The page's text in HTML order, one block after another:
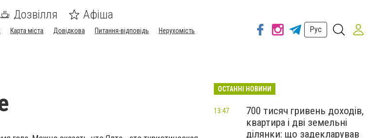
Дозвілля Афіша
Карта міста Довідкова Питання-відповідь
Нерухомість
Рус
ОСТАННІ НОВИНИ
700 тисяч гривень доходів,
квартира і дві земельні
ділянки: що задекларував
13:47